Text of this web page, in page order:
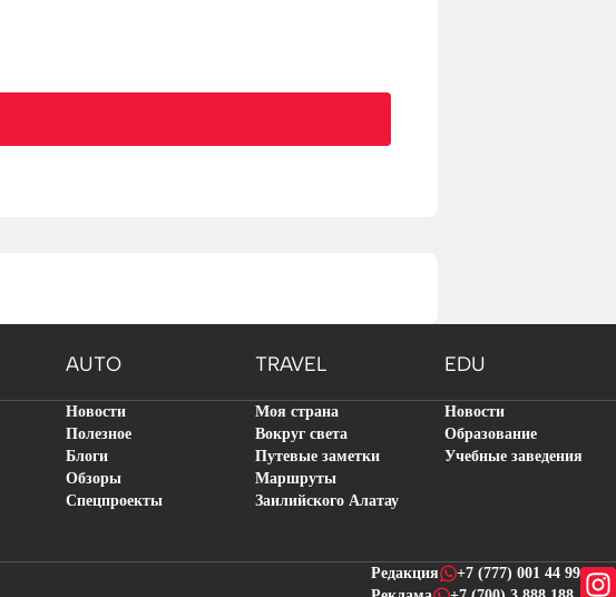
AUTO TRAVEL EDU
Новости
Полезное
Блоги
Обзоры
Спецпроекты
Моя страна
Вокруг света
Путевые заметки
Маршруты
Заилийского Алатау
Новости
Образование
Учебные заведения
Редакция
+7 (777) 001 44 99